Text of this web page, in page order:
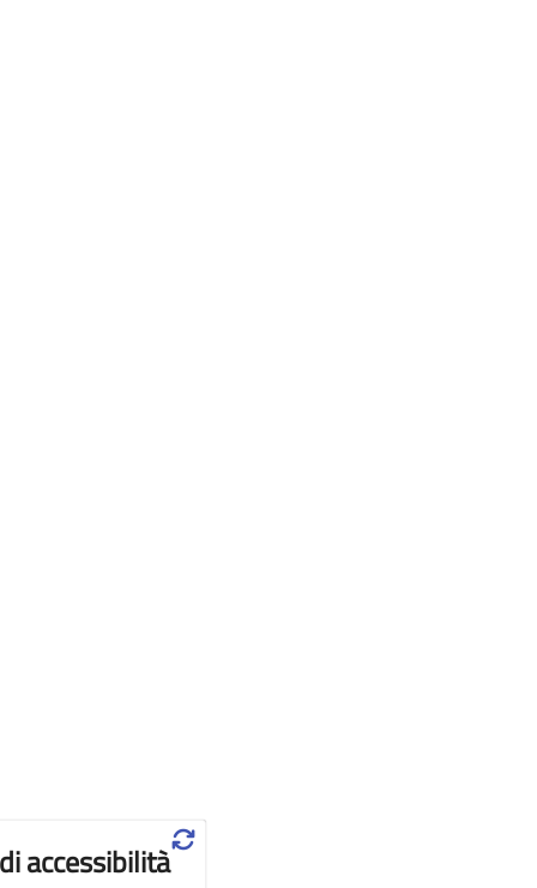
accessibilità